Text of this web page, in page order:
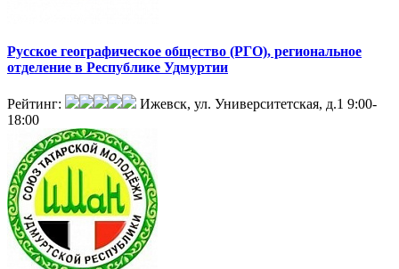
Русское географическое общество (РГО), региональное
отделение в Республике Удмуртии
Рейтинг: Ижевск, ул. Университетская, д.1 9:00-
18:00